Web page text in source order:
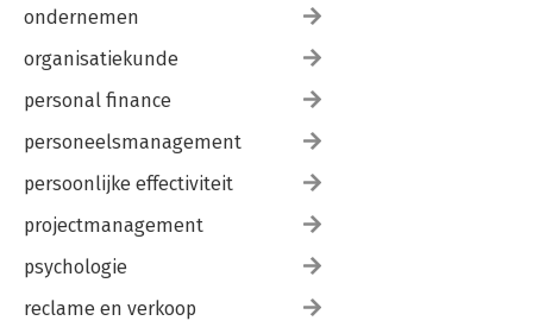
ondernemen
organisatiekunde
personal finance
personeelsmanagement
persoonlijke effectiviteit
projectmanagement
psychologie
reclame en verkoop